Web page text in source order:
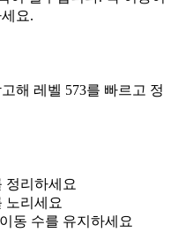
요.
해 레벨 573를 빠르고 정
정리하세요
노리세요
동 수를 유지하세요